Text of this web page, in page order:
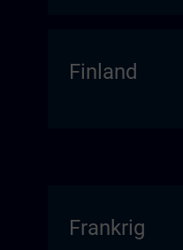
Finland
Frankrig